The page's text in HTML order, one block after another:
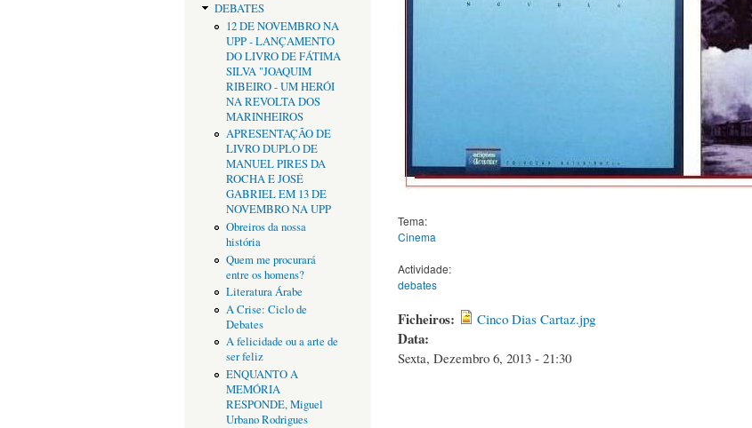
DEBATES
12 DE NOVEMBRO NA
UPP - LANÇAMENTO
DO LIVRO DE FÁTIMA
SILVA "JOAQUIM
RIBEIRO - UM HERÓI
NA REVOLTA DOS
MARINHEIROS
APRESENTAÇÃO DE
LIVRO DUPLO DE
MANUEL PIRES DA
ROCHA E JOSÉ
GABRIEL EM 13 DE
NOVEMBRO NA UPP
Obreiros da nossa
história
Quem me procurará
entre os homens?
Literatura Árabe
A Crise: Ciclo de
Debates
A felicidade ou a arte de
ser feliz
ENQUANTO A
MEMÓRIA
RESPONDE, Miguel
Urbano Rodrigues
Tema:
Cinema
Actividade:
debates
Ficheiros: Cinco Dias Cartaz.jpg
Data:
Sexta, Dezembro 6, 2013 - 21:30